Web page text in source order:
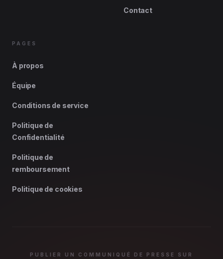
Contact
PAGES
À propos
Équipe
Conditions de service
Politique de
Confidentialité
Politique de
remboursement
Politique de cookies
PUBLIER UN COMMUNIQUÉ DE PRESSE SUR